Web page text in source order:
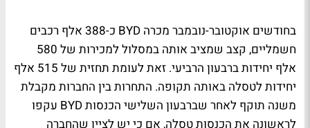
בחודשים אוקטובר-נובמבר מכרה BYD כ-388 אלף רכבים
חשמליים, קצב שמציב אותה במסלול למכירות של 580
אלף יחידות ברבעון הרביעי. זאת לעומת תחזית של 515 אלף
יחידות לטסלה באותה תקופה. התחרות בין החברות מקבלת
משנה תוקף לאחר שברבעון השלישי הכנסות BYD עקפו
לראשונה את הכנסות טסלה, אם כי יש לציין שהחברה